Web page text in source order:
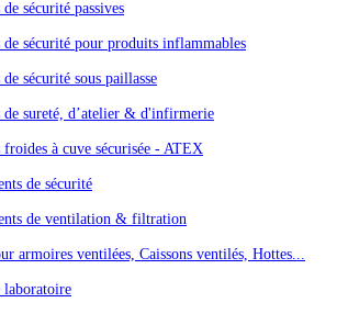
sécurité passives
sécurité pour produits inflammables
sécurité sous paillasse
de sureté, d’atelier & d'infirmerie
à cuve sécurisée - ATEX
de sécurité
de ventilation & filtration
armoires ventilées, Caissons ventilés, Hottes...
laboratoire